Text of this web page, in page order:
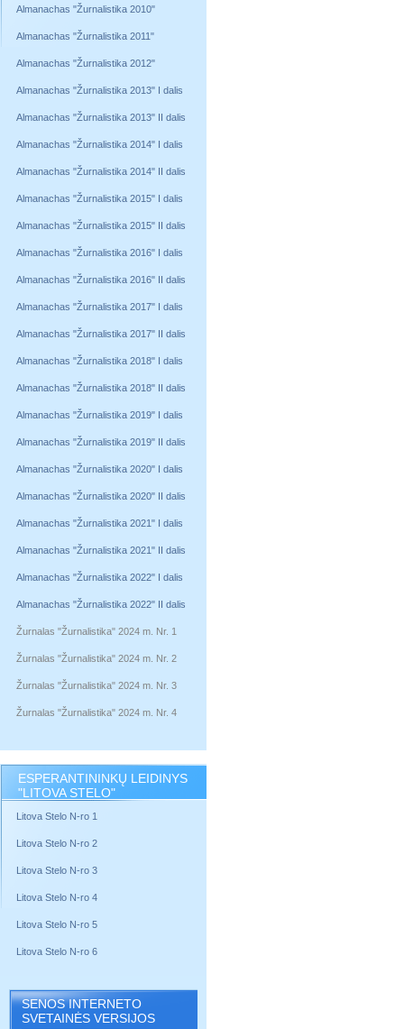
Almanachas "Žurnalistika 2010"
Almanachas "Žurnalistika 2011"
Almanachas "Žurnalistika 2012"
Almanachas "Žurnalistika 2013" I dalis
Almanachas "Žurnalistika 2013" II dalis
Almanachas "Žurnalistika 2014" I dalis
Almanachas "Žurnalistika 2014" II dalis
Almanachas "Žurnalistika 2015" I dalis
Almanachas "Žurnalistika 2015" II dalis
Almanachas "Žurnalistika 2016" I dalis
Almanachas "Žurnalistika 2016" II dalis
Almanachas "Žurnalistika 2017" I dalis
Almanachas "Žurnalistika 2017" II dalis
Almanachas "Žurnalistika 2018" I dalis
Almanachas "Žurnalistika 2018" II dalis
Almanachas "Žurnalistika 2019" I dalis
Almanachas "Žurnalistika 2019" II dalis
Almanachas "Žurnalistika 2020" I dalis
Almanachas "Žurnalistika 2020" II dalis
Almanachas "Žurnalistika 2021" I dalis
Almanachas "Žurnalistika 2021" II dalis
Almanachas "Žurnalistika 2022" I dalis
Almanachas "Žurnalistika 2022" II dalis
Žurnalas "Žurnalistika" 2024 m. Nr. 1
Žurnalas "Žurnalistika" 2024 m. Nr. 2
Žurnalas "Žurnalistika" 2024 m. Nr. 3
Žurnalas "Žurnalistika" 2024 m. Nr. 4
ESPERANTININKŲ LEIDINYS
"LITOVA STELO"
Litova Stelo N-ro 1
Litova Stelo N-ro 2
Litova Stelo N-ro 3
Litova Stelo N-ro 4
Litova Stelo N-ro 5
Litova Stelo N-ro 6
SENOS INTERNETO
SVETAINĖS VERSIJOS